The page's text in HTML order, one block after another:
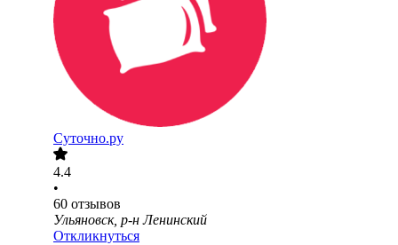
Суточно.ру
4.4
•
60 отзывов
Ульяновск, р-н Ленинский
Откликнуться